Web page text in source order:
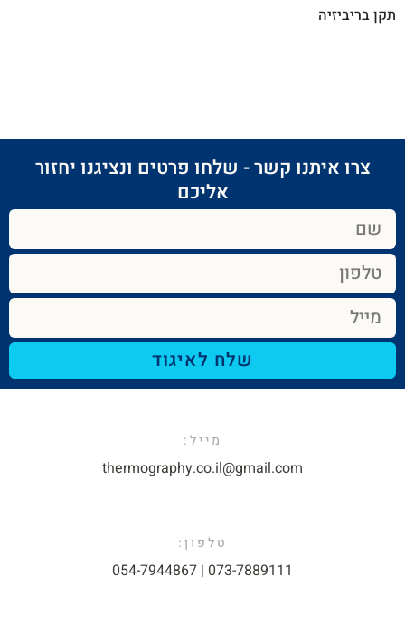
תקן בריביזיה
צרו איתנו קשר - שלחו פרטים ונציגנו יחזור
אליכם​
שלח לאיגוד
מייל:​
thermography.co.il@gmail.com​
טלפון:
073-7889111 | 054-7944867​